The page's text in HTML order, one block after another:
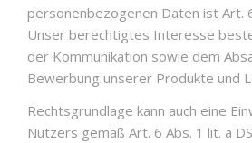
personenbezogenen Daten ist Art.
Unser berechtigtes Interesse
der Kommunikation sowie dem
Bewerbung unserer Produkte und
Rechtsgrundlage kann auch eine
Nutzers gemäß Art. 6 Abs. 1 lit. a